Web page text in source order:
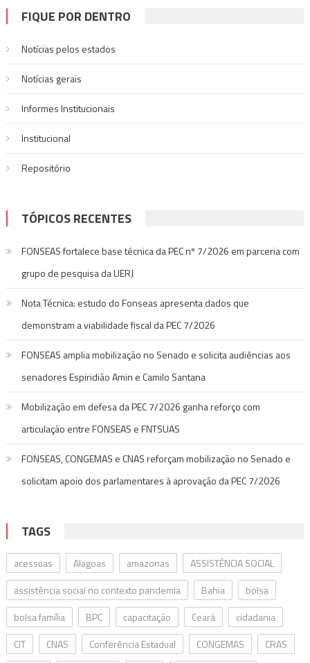
FIQUE POR DENTRO
Notícias pelos estados
Notí­cias gerais
Informes Institucionais
Institucional
Repositório
TÓPICOS RECENTES
FONSEAS fortalece base técnica da PEC nº 7/2026 em parceria com
grupo de pesquisa da UERJ
Nota Técnica: estudo do Fonseas apresenta dados que
demonstram a viabilidade fiscal da PEC 7/2026
FONSEAS amplia mobilização no Senado e solicita audiências aos
senadores Espiridião Amin e Camilo Santana
Mobilização em defesa da PEC 7/2026 ganha reforço com
articulação entre FONSEAS e FNTSUAS
FONSEAS, CONGEMAS e CNAS reforçam mobilização no Senado e
solicitam apoio dos parlamentares à aprovação da PEC 7/2026
TAGS
acessuas Alagoas amazonas
ASSISTÊNCIA SOCIAL
assistência social no contexto pandemia
Bahia
bolsa
bolsa família
BPC capacitação Ceará
cidadania
CIT
CNAS Conferência Estadual CONGEMAS
CRAS